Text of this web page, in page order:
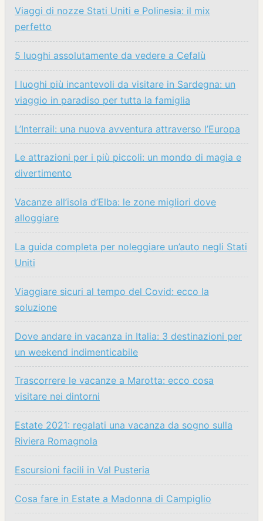
Viaggi di nozze Stati Uniti e Polinesia: il mix
perfetto
5 luoghi assolutamente da vedere a Cefalù
I luoghi più incantevoli da visitare in Sardegna: un
viaggio in paradiso per tutta la famiglia
L’Interrail: una nuova avventura attraverso l’Europa
Le attrazioni per i più piccoli: un mondo di magia e
divertimento
Vacanze all’isola d’Elba: le zone migliori dove
alloggiare
La guida completa per noleggiare un’auto negli Stati
Uniti
Viaggiare sicuri al tempo del Covid: ecco la
soluzione
Dove andare in vacanza in Italia: 3 destinazioni per
un weekend indimenticabile
Trascorrere le vacanze a Marotta: ecco cosa
visitare nei dintorni
Estate 2021: regalati una vacanza da sogno sulla
Riviera Romagnola
Escursioni facili in Val Pusteria
Cosa fare in Estate a Madonna di Campiglio